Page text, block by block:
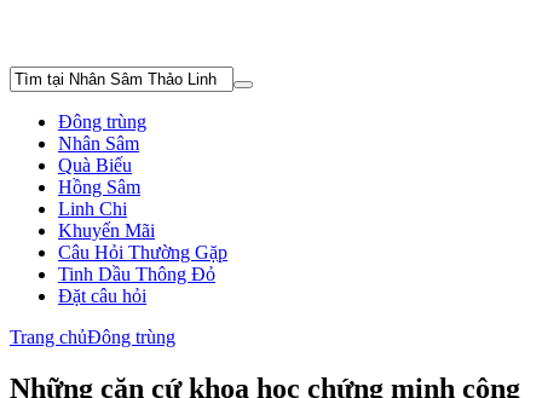
Đông trùng
Nhân Sâm
Quà Biếu
Hồng Sâm
Linh Chi
Khuyến Mãi
Câu Hỏi Thường Gặp
Tinh Dầu Thông Đỏ
Đặt câu hỏi
Trang chủĐông trùng
Những căn cứ khoa học chứng minh công